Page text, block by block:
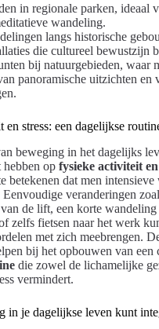
in regionale parken, ideaal
wandeling.
langs historische
die cultureel bewustzijn
bij natuurgebieden, waar
panoramische uitzichten en
en stress: een dagelijkse
beweging in het dagelijks
hebben op fysieke activiteit en
betekenen dat men
veranderingen
de lift, een korte
zelfs fietsen naar het werk
met zich meebrengen.
bij het opbouwen van een
die zowel de lichamelijke
vermindert.
in je dagelijkse leven kunt